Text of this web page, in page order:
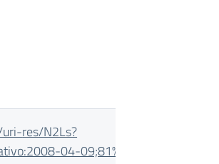
res/N2Ls?
04-09;81%21vig=2013-